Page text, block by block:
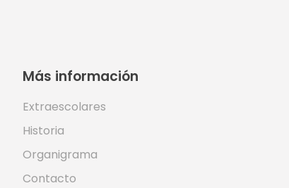
Más información
Extraescolares
Historia
Organigrama
Contacto